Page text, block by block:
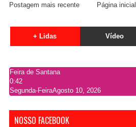
Postagem mais recente Página inicial
+ Lidas Vídeo
Feira de Santana
0:42
Segunda-FeiraAgosto 10, 2026
NOSSO FACEBOOK